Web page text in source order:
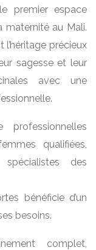
premier espace
maternité au Mali.
précieux
sagesse et leur
avec une
qualifiées,
spécialistes des
bénéficie d’un
besoins.
complet,